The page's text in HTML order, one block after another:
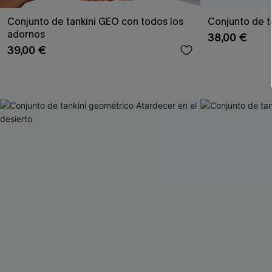
Conjunto de tankini GEO con todos los
adornos
39,00 €
Conjunto de
38,00 €